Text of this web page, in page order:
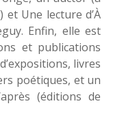
et Une lecture d’À
. Enfin, elle est
et publications
livres
poétiques, et un
(éditions de